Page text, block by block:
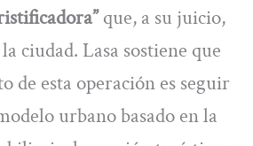
que, a su juicio,
ciudad. Lasa sostiene que
de esta operación es seguir
urbano basado en la